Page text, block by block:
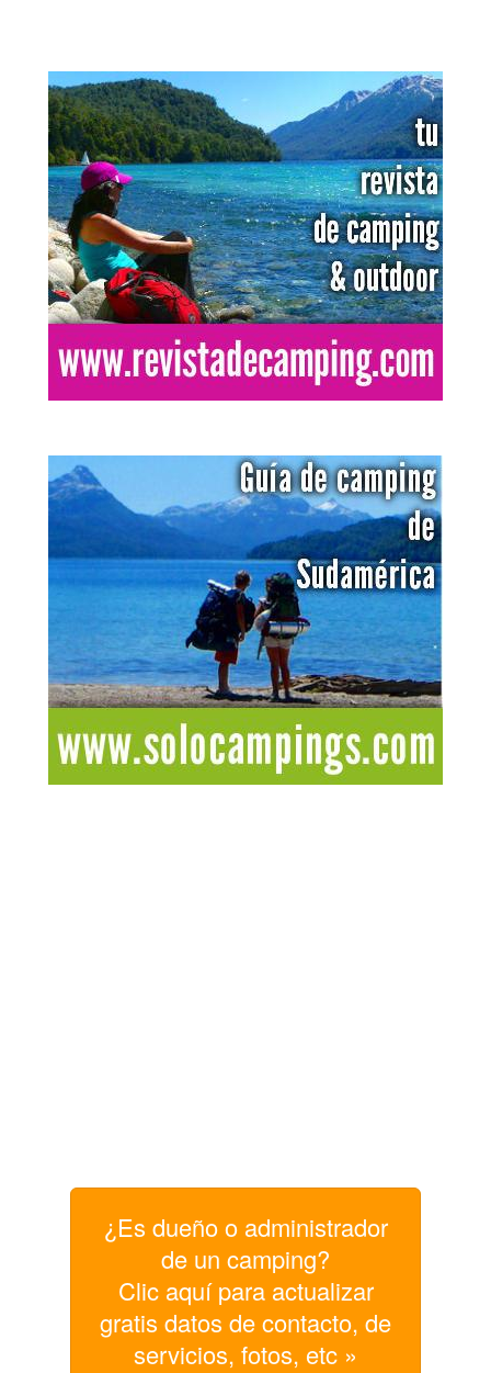
¿Es dueño o administrador
de un camping?
Clic aquí para actualizar
gratis datos de contacto, de
servicios, fotos, etc »